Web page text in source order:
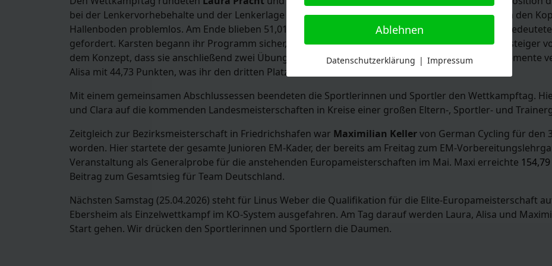
bei der Lenkervorhebehalte und der Lenkerlage Prozentabzüge hinnehmen, dafür meisterte Laura den
Hallenboden problemlos. Am Ende blieben 51,01 Punkte auf der Anzeigetafel stehen, was Platz 2
gefordert. Karsten begann ihr Programm sicher, bis sie beim Übergang Reitsitzsteiger Steuerrohrsteiger
dem Konzept, dass sie anschließend zwei Übungen vergaß sowie die Reihenfolge zwei weiterer Elemente
Alisa mit 44,73 Punkten, was ihr den dritten Platz einbrachte.
Mit einem gemeinsamen Abschlussessen beendeten die Sportlerinnen und Sportler den Wettkampftag.
und Clara auf die kommenden Landesmeisterschaften in Kreise einer großen Eltern-, Sportler- und
Zeitgleich zur Bezirksmeisterschaft in Friedrichshafen war Maximilian Kellervon German Cycling für den
worden. Hier startete der gesamte Junioren EM-Kader, der bereits am Freitag zum EM-
Veranstaltung als Generalprobe für die anstehenden Europameisterschaften im Mai. Maxi erreichte 154,79
Beitrag zum Gesamtsieg für Team Deutschland.
Nächsten Samstag (25.04.2026) steht für Linus Weber die Qualifikation für die Elite-Europameisterschaft
Ebersheim als Einzelwettkampf im KO-System ausgefahren. Am Tag darauf werden Laura, Alisa und
Start gehen. Wir drücken den Sportlerinnen und Sportlern die Daumen.
Ablehnen
Datenschutzerklärung | Impressum